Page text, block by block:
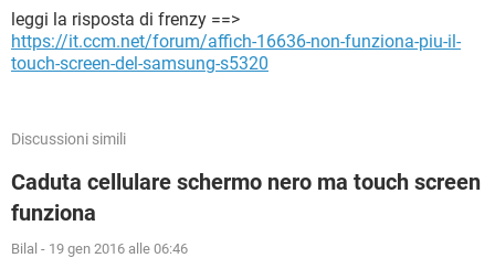
leggi la risposta di frenzy ==>
https://it.ccm.net/forum/affich-16636-non-funziona-piu-il-
touch-screen-del-samsung-s5320
Discussioni simili
Caduta cellulare schermo nero ma touch screen
funziona
Bilal - 19 gen 2016 alle 06:46